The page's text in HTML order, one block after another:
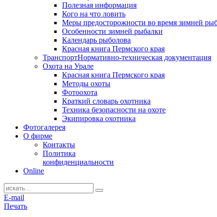
Полезная информация
Кого на что ловить
Меры предосторожности во время зимней
Особенности зимней рыбалки
Календарь рыболова
Красная книга Пермского края
ТранспортНормативно-техническая документация
Охота на Урале
Красная книга Пермского края
Методы охоты
Фотоохота
Краткий словарь охотника
Техника безопасности на охоте
Экипировка охотника
Фотогалерея
О фирме
Контакты
Политика
конфиденциальности
Online
E-mail
Печать